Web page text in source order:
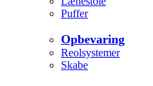
Puffer
Opbevaring
Reolsystemer
Skabe